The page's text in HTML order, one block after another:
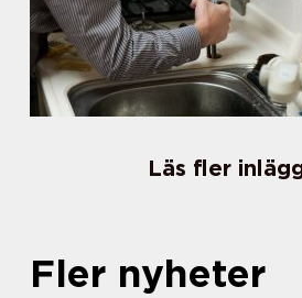
Läs fler
Fler nyheter